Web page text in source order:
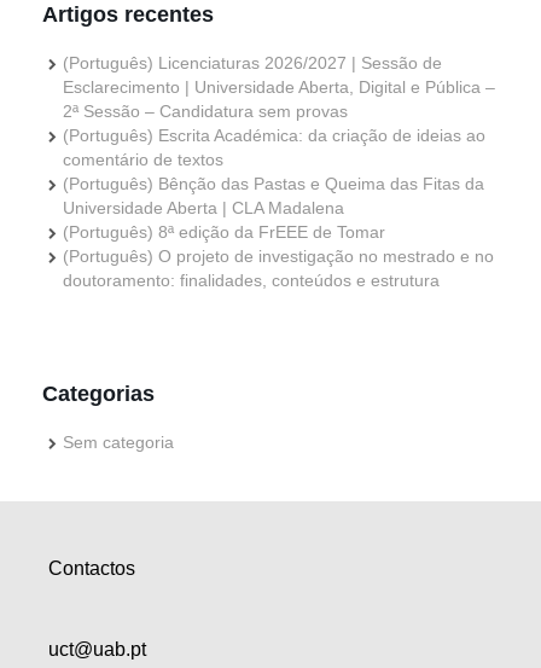
Artigos recentes
(Português) Licenciaturas 2026/2027 | Sessão de
Esclarecimento | Universidade Aberta, Digital e Pública –
2ª Sessão – Candidatura sem provas
(Português) Escrita Académica: da criação de ideias ao
comentário de textos
(Português) Bênção das Pastas e Queima das Fitas da
Universidade Aberta | CLA Madalena
(Português) 8ª edição da FrEEE de Tomar
(Português) O projeto de investigação no mestrado e no
doutoramento: finalidades, conteúdos e estrutura
Categorias
Sem categoria
Contactos
uct@uab.pt